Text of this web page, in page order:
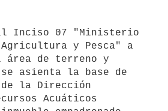
Agricultura y Pesca" a
área de terreno y
se asienta la base de
la Dirección
Acuáticos